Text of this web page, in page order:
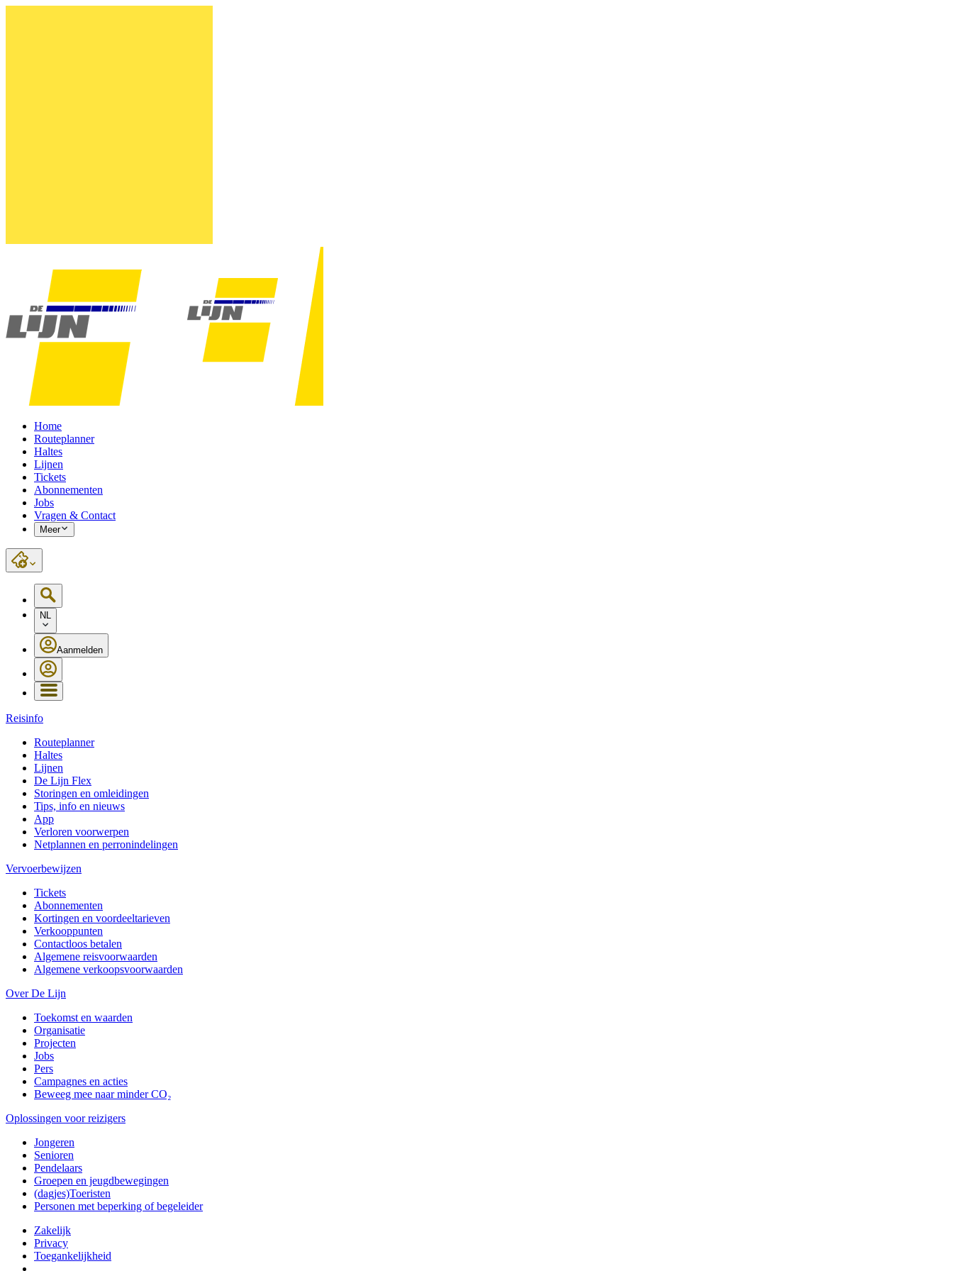
Home
Routeplanner
Haltes
Lijnen
Tickets
Abonnementen
Jobs
Vragen & Contact
Meer
NL
Aanmelden
Reisinfo
Routeplanner
Haltes
Lijnen
De Lijn Flex
Storingen en omleidingen
Tips, info en nieuws
App
Verloren voorwerpen
Netplannen en perronindelingen
Vervoerbewijzen
Tickets
Abonnementen
Kortingen en voordeeltarieven
Verkooppunten
Contactloos betalen
Algemene reisvoorwaarden
Algemene verkoopsvoorwaarden
Over De Lijn
Toekomst en waarden
Organisatie
Projecten
Jobs
Pers
Campagnes en acties
Beweeg mee naar minder CO₂
Oplossingen voor reizigers
Jongeren
Senioren
Pendelaars
Groepen en jeugdbewegingen
(dagjes)Toeristen
Personen met beperking of begeleider
Zakelijk
Privacy
Toegankelijkheid